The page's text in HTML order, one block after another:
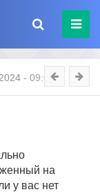
- 09:00
на
у вас нет